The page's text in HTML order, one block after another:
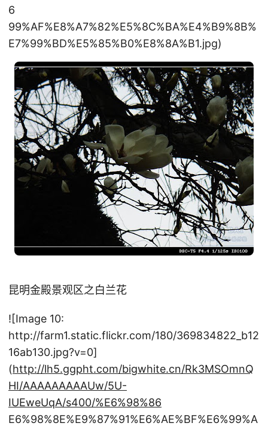
6
99%AF%E8%A7%82%E5%8C%BA%E4%B9%8B%
E7%99%BD%E5%85%B0%E8%8A%B1.jpg)
昆明金殿景观区之白兰花
![Image 10:
http://farm1.static.flickr.com/180/369834822_b12
16ab130.jpg?v=0]
(http://lh5.ggpht.com/bigwhite.cn/Rk3MSOmnQ
HI/AAAAAAAAAUw/5U-
IUEweUqA/s400/%E6%98%86
E6%98%8E%E9%87%91%E6%AE%BF%E6%99%A